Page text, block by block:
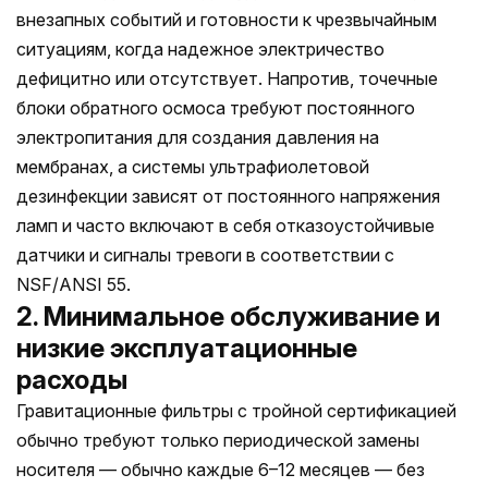
внезапных событий и готовности к чрезвычайным
ситуациям, когда надежное электричество
дефицитно или отсутствует. Напротив, точечные
блоки обратного осмоса требуют постоянного
электропитания для создания давления на
мембранах, а системы ультрафиолетовой
дезинфекции зависят от постоянного напряжения
ламп и часто включают в себя отказоустойчивые
датчики и сигналы тревоги в соответствии с
NSF/ANSI 55.
2. Минимальное обслуживание и
низкие эксплуатационные
расходы
Гравитационные фильтры с тройной сертификацией
обычно требуют только периодической замены
носителя — обычно каждые 6–12 месяцев — без